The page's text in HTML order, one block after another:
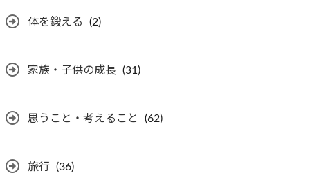
体を鍛える (2)
家族・子供の成長 (31)
思うこと・考えること (62)
旅行 (36)